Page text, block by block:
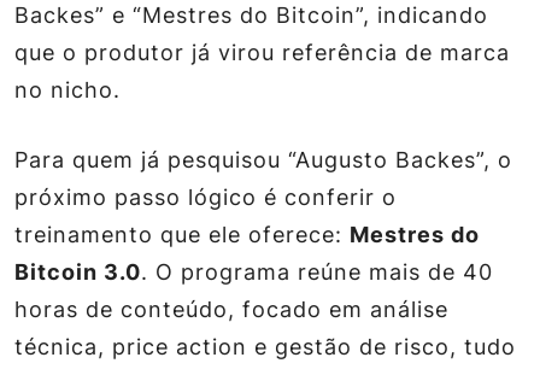
Backes” e “Mestres do Bitcoin”, indicando
que o produtor já virou referência de marca
no nicho.
Para quem já pesquisou “Augusto Backes”, o
próximo passo lógico é conferir o
treinamento que ele oferece: Mestres do
Bitcoin 3.0. O programa reúne mais de 40
horas de conteúdo, focado em análise
técnica, price action e gestão de risco, tudo